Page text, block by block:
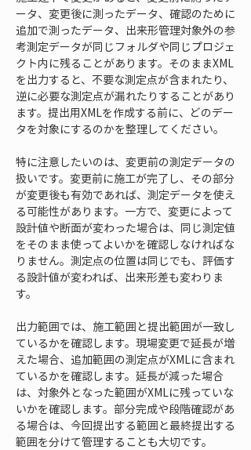
ータ、変更後に測ったデータ、確認のために
追加で測ったデータ、出来形管理対象外の参
考測定データが同じフォルダや同じプロジェ
クト内に残ることがあります。そのままXML
を出力すると、不要な測定点が含まれたり、
逆に必要な測定点が漏れたりすることがあり
ます。提出用XMLを作成する前に、どのデー
タを対象にするのかを整理してください。
特に注意したいのは、変更前の測定データの
扱いです。変更前に施工が完了し、その部分
が変更後も有効であれば、測定データを使え
る可能性があります。一方で、変更によって
設計値や断面が変わった場合は、同じ測定値
をそのまま使ってよいかを確認しなければな
りません。測定点の位置は同じでも、評価す
る設計値が変われば、出来形差も変わりま
す。
出力範囲では、施工範囲と提出範囲が一致し
ているかを確認します。現場変更で延長が増
えた場合、追加範囲の測定点がXMLに含まれ
ているかを確認します。延長が減った場合
は、対象外となった範囲がXMLに残っていな
いかを確認します。部分完成や段階確認があ
る場合は、今回提出する範囲と最終提出する
範囲を分けて管理することも大切です。